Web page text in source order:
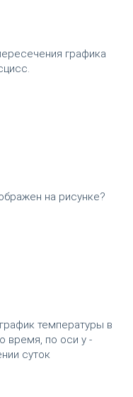
графика
на рисунке?
температуры в
время, по оси у -
суток